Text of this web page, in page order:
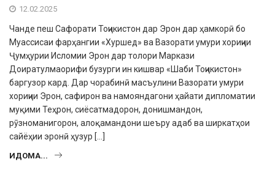
12.02.2025
Чанде пеш Сафорати Тоҷикистон дар Эрон дар ҳамкорӣ бо
Муассисаи фарҳангии «Хуршед» ва Вазорати умури хориҷии
Ҷумҳурии Исломии Эрон дар толори Маркази
Доиратулмаорифи бузурги ин кишвар «Шаби Тоҷикистон»
баргузор кард. Дар чорабинӣ масъулини Вазорати умури
хориҷии Эрон, сафирон ва намояндагони ҳайати дипломатии
муқими Теҳрон, сиёсатмадорон, донишмандон,
рӯзноманигорон, алоқамандони шеъру адаб ва ширкатҳои
сайёҳии эронӣ ҳузур […]
ИДОМА...